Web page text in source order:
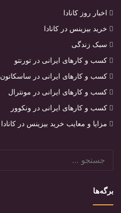
اخبار روز کانادا
خرید بیزینس در کانادا
سبک زندگی
کسب و کارهای ایرانی در تورنتو
کسب و کارهای ایرانی در ساسکاتون
کسب و کارهای ایرانی در مونترال
کسب و کارهای ایرانی در ونکوور
مزایا و معایب خرید بیزینس در کانادا
برگه‌ها